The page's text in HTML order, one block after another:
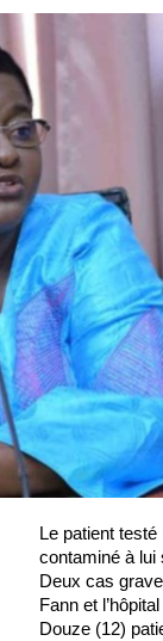
Le patient
contaminé à
Deux cas
Fann et
Douze (12)